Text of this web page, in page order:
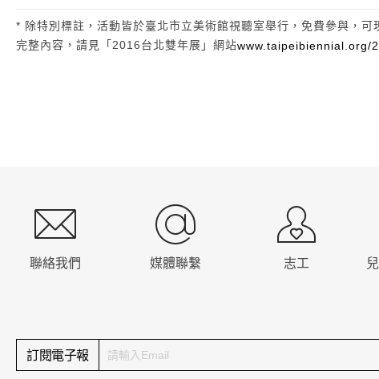
* 除特別標註，活動皆於臺北市立美術館視聽室舉行，免費參與，
完整內容，請見「2016台北雙年展」網站www.taipeibiennial.org/
聯絡我們 媒體聯繫 志工
訂閱電子報